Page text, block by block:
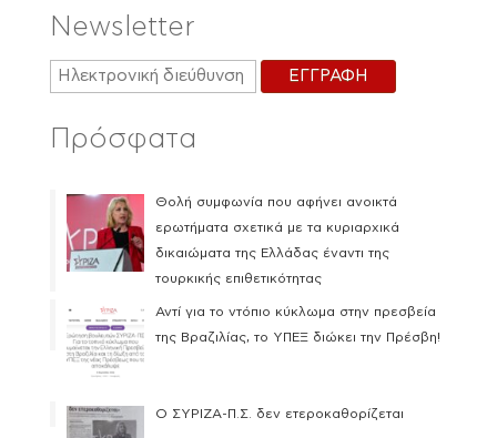
Newsletter
Πρόσφατα
Θολή συμφωνία που αφήνει ανοικτά
ερωτήματα σχετικά με τα κυριαρχικά
δικαιώματα της Ελλάδας έναντι της
τουρκικής επιθετικότητας
Αντί για το ντόπιο κύκλωμα στην πρεσβεία
της Βραζιλίας, το ΥΠΕΞ διώκει την Πρέσβη!
Ο ΣΥΡΙΖΑ-Π.Σ. δεν ετεροκαθορίζεται